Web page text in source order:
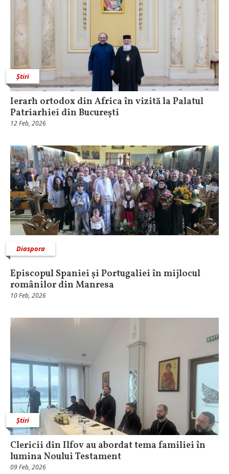
Știri
Ierarh ortodox din Africa în vizită la Palatul
Patriarhiei din București
12 Feb, 2026
Diaspora
Episcopul Spaniei și Portugaliei în mijlocul
românilor din Manresa
10 Feb, 2026
Știri
Clericii din Ilfov au abordat tema familiei în
lumina Noului Testament
09 Feb, 2026